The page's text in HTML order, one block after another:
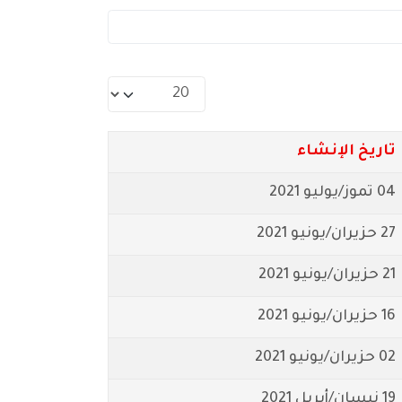
عدد الإظهارات:
تاريخ الإنشاء
04 تموز/يوليو 2021
27 حزيران/يونيو 2021
21 حزيران/يونيو 2021
16 حزيران/يونيو 2021
02 حزيران/يونيو 2021